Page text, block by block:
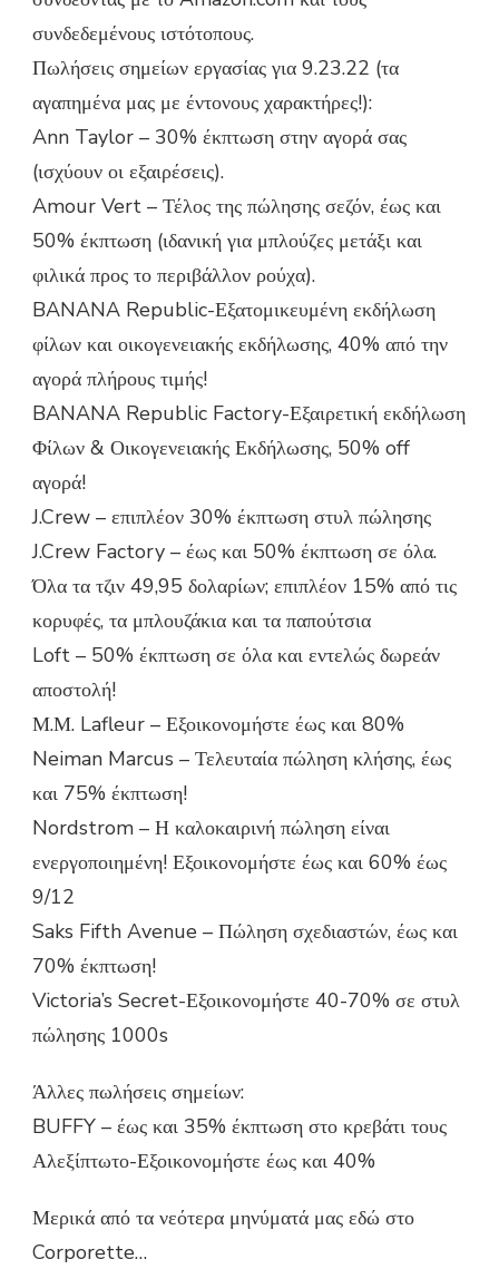
συνδεδεμένους ιστότοπους.
Πωλήσεις σημείων εργασίας για 9.23.22 (τα
αγαπημένα μας με έντονους χαρακτήρες!):
Ann Taylor – 30% έκπτωση στην αγορά σας
(ισχύουν οι εξαιρέσεις).
Amour Vert – Τέλος της πώλησης σεζόν, έως και
50% έκπτωση (ιδανική για μπλούζες μετάξι και
φιλικά προς το περιβάλλον ρούχα).
BANANA Republic-Εξατομικευμένη εκδήλωση
φίλων και οικογενειακής εκδήλωσης, 40% από την
αγορά πλήρους τιμής!
BANANA Republic Factory-Εξαιρετική εκδήλωση
Φίλων & Οικογενειακής Εκδήλωσης, 50% off
αγορά!
J.Crew – επιπλέον 30% έκπτωση στυλ πώλησης
J.Crew Factory – έως και 50% έκπτωση σε όλα.
Όλα τα τζιν 49,95 δολαρίων; επιπλέον 15% από τις
κορυφές, τα μπλουζάκια και τα παπούτσια
Loft – 50% έκπτωση σε όλα και εντελώς δωρεάν
αποστολή!
Μ.Μ. Lafleur – Εξοικονομήστε έως και 80%
Neiman Marcus – Τελευταία πώληση κλήσης, έως
και 75% έκπτωση!
Nordstrom – Η καλοκαιρινή πώληση είναι
ενεργοποιημένη! Εξοικονομήστε έως και 60% έως
9/12
Saks Fifth Avenue – Πώληση σχεδιαστών, έως και
70% έκπτωση!
Victoria’s Secret-Εξοικονομήστε 40-70% σε στυλ
πώλησης 1000s
Άλλες πωλήσεις σημείων:
BUFFY – έως και 35% έκπτωση στο κρεβάτι τους
Αλεξίπτωτο-Εξοικονομήστε έως και 40%
Μερικά από τα νεότερα μηνύματά μας εδώ στο
Corporette…